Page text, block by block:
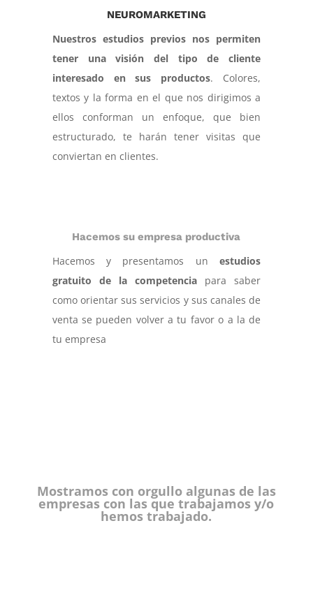
NEUROMARKETING
Nuestros estudios previos nos permiten
tener una visión del tipo de cliente
interesado en sus productos. Colores,
textos y la forma en el que nos dirigimos a
ellos conforman un enfoque, que bien
estructurado, te harán tener visitas que
conviertan en clientes.
Hacemos su empresa productiva
Hacemos y presentamos unestudios
gratuito de la competencia para saber
como orientar sus servicios y sus canales de
venta se pueden volver a tu favor o a la de
tu empresa
Mostramos con orgullo algunas de las
empresas con las que trabajamos y/o
hemos trabajado.